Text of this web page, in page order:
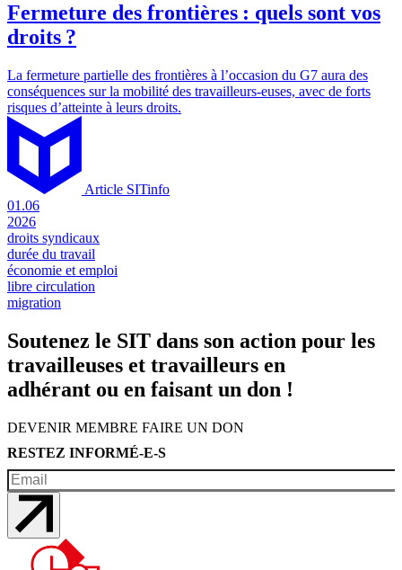
Fermeture des frontières : quels sont vos
droits ?
La fermeture partielle des frontières à l’occasion du G7 aura des
conséquences sur la mobilité des travailleurs-euses, avec de forts
risques d’atteinte à leurs droits.
Article SITinfo
01.06
2026
droits syndicaux
durée du travail
économie et emploi
libre circulation
migration
Soutenez le SIT dans son action pour les
travailleuses et travailleurs en
adhérant ou en faisant un don !
DEVENIR MEMBRE FAIRE UN DON
RESTEZ INFORMÉ-E-S